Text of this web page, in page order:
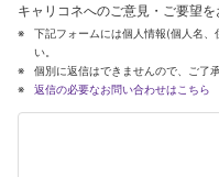
キャリコネへのご意見・ご要望を
下記フォームには個人情報(個人名
い。
個別に返信はできませんので、ご了承
返信の必要なお問い合わせはこちら